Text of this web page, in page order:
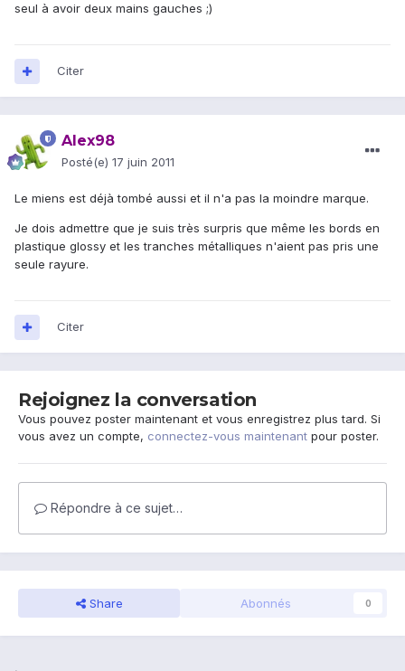
seul à avoir deux mains gauches ;)
Citer
Alex98
Posté(e) 17 juin 2011
Le miens est déjà tombé aussi et il n'a pas la moindre marque.
Je dois admettre que je suis très surpris que même les bords en
plastique glossy et les tranches métalliques n'aient pas pris une
seule rayure.
Citer
Rejoignez la conversation
Vous pouvez poster maintenant et vous enregistrez plus tard. Si
vous avez un compte, connectez-vous maintenant pour poster.
Répondre à ce sujet…
Share Abonnés 0